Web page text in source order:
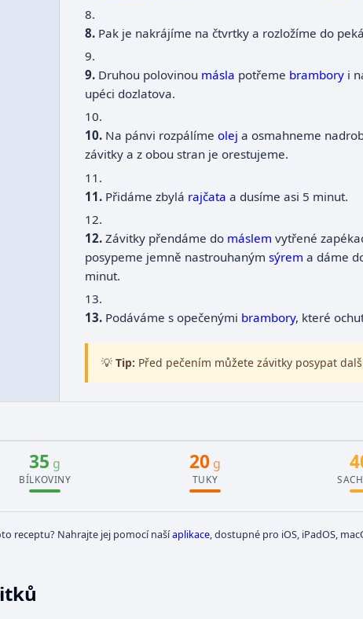
8.
Pak je nakrájíme na čtvrtky a rozložíme do
9.
Druhou polovinou másla potřeme bramboryi
upéci dozlatova.
10.
Na pánvi rozpálíme olej a osmahneme
závitky a z obou stran je orestujeme.
11.
Přidáme zbylá rajčata a dusíme asi 5 minut.
12.
Závitky přendáme do máslem vytřené
posypeme jemně nastrouhaným sýrem a dáme
minut.
13.
Podáváme s opečenými brambory, které
💡Tip: Před pečením můžete závitky posypat
35 g
BÍLKOVINY
20g
TUKY
receptu? Nahrajte jej pomocí našíaplikace, dostupné pro iOS, iPadOS,